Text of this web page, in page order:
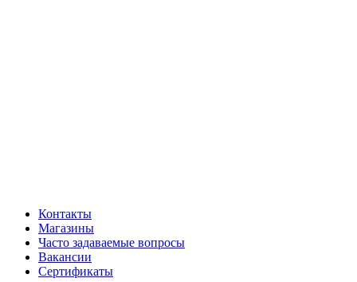
Контакты
Магазины
Часто задаваемые вопросы
Вакансии
Сертификаты